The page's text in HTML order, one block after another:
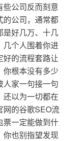
些公司反而刻意
的公司，通常都
是好几万、十几
几个人围着你进
的流程套路让
根本没有多少
人家一句接一句
还以为一切都在
网的谷歌SEO流
票一定能做到什
你也别指望发现